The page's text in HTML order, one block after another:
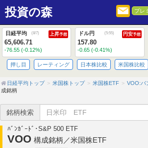
投資の森 プレ
日経平均 (8/7) 上昇予想
65,606.71
-76.55 (-0.12%)
ドル円 (5:55) 円安予想
157.80
-0.65 (-0.41%)
押し目 レーティング 日本株比較 米国株比較
日経平均トップ 米国株トップ 米国株ETF VOO:バ
成銘柄
銘柄検索
ﾊﾞﾝｶﾞｰﾄﾞ･S&P 500 ETF
VOO 構成銘柄／米国株ETF